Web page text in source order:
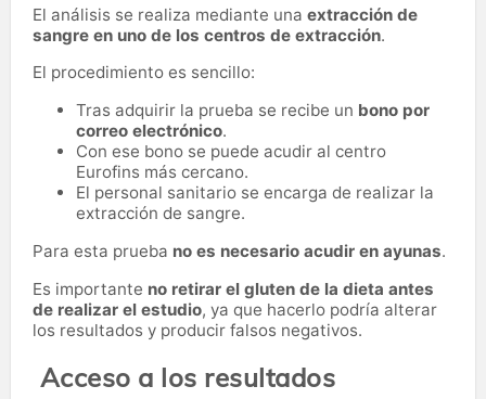
El análisis se realiza mediante una extracción de
sangre en uno de los centros de extracción.
El procedimiento es sencillo:
Tras adquirir la prueba se recibe un bono por
correo electrónico.
Con ese bono se puede acudir al centro
Eurofins más cercano.
El personal sanitario se encarga de realizar la
extracción de sangre.
Para esta prueba no es necesario acudir en ayunas.
Es importante no retirar el gluten de la dieta antes
de realizar el estudio, ya que hacerlo podría alterar
los resultados y producir falsos negativos.
Acceso a los resultados